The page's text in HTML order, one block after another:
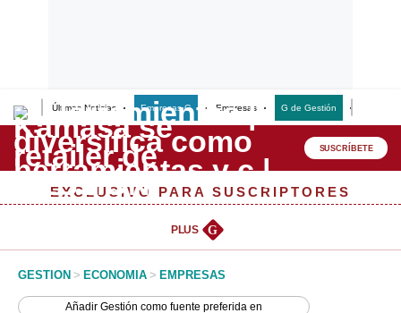
Últimas Noticias Empresas G Empresas G de Gestión
Lo último
Peru Quiosco
Management & Empleo
SUSCRÍBETE
EXCLUSIVO PARA SUSCRIPTORES
PLUS G
GESTION > ECONOMIA > EMPRESAS
AñadirGestión como fuente preferida en